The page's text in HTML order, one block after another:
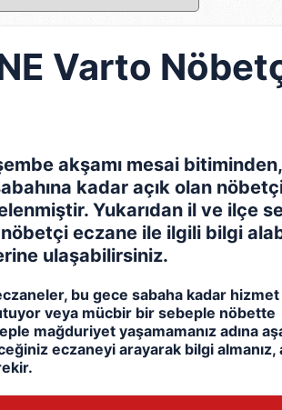
Varto
akşamı mesai
kadar açık olan
Yukarıdan il ve ilçe
eczane ile ilgili bilgi
ulaşabilirsiniz.
bu gece sabaha kadar
veya mücbir bir sebeple nöbette
mağduriyet yaşamamanız adına
eczaneyi arayarak bilgi almanız,